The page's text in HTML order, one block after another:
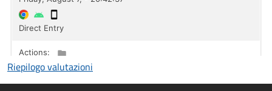
Riepilogo valutazioni